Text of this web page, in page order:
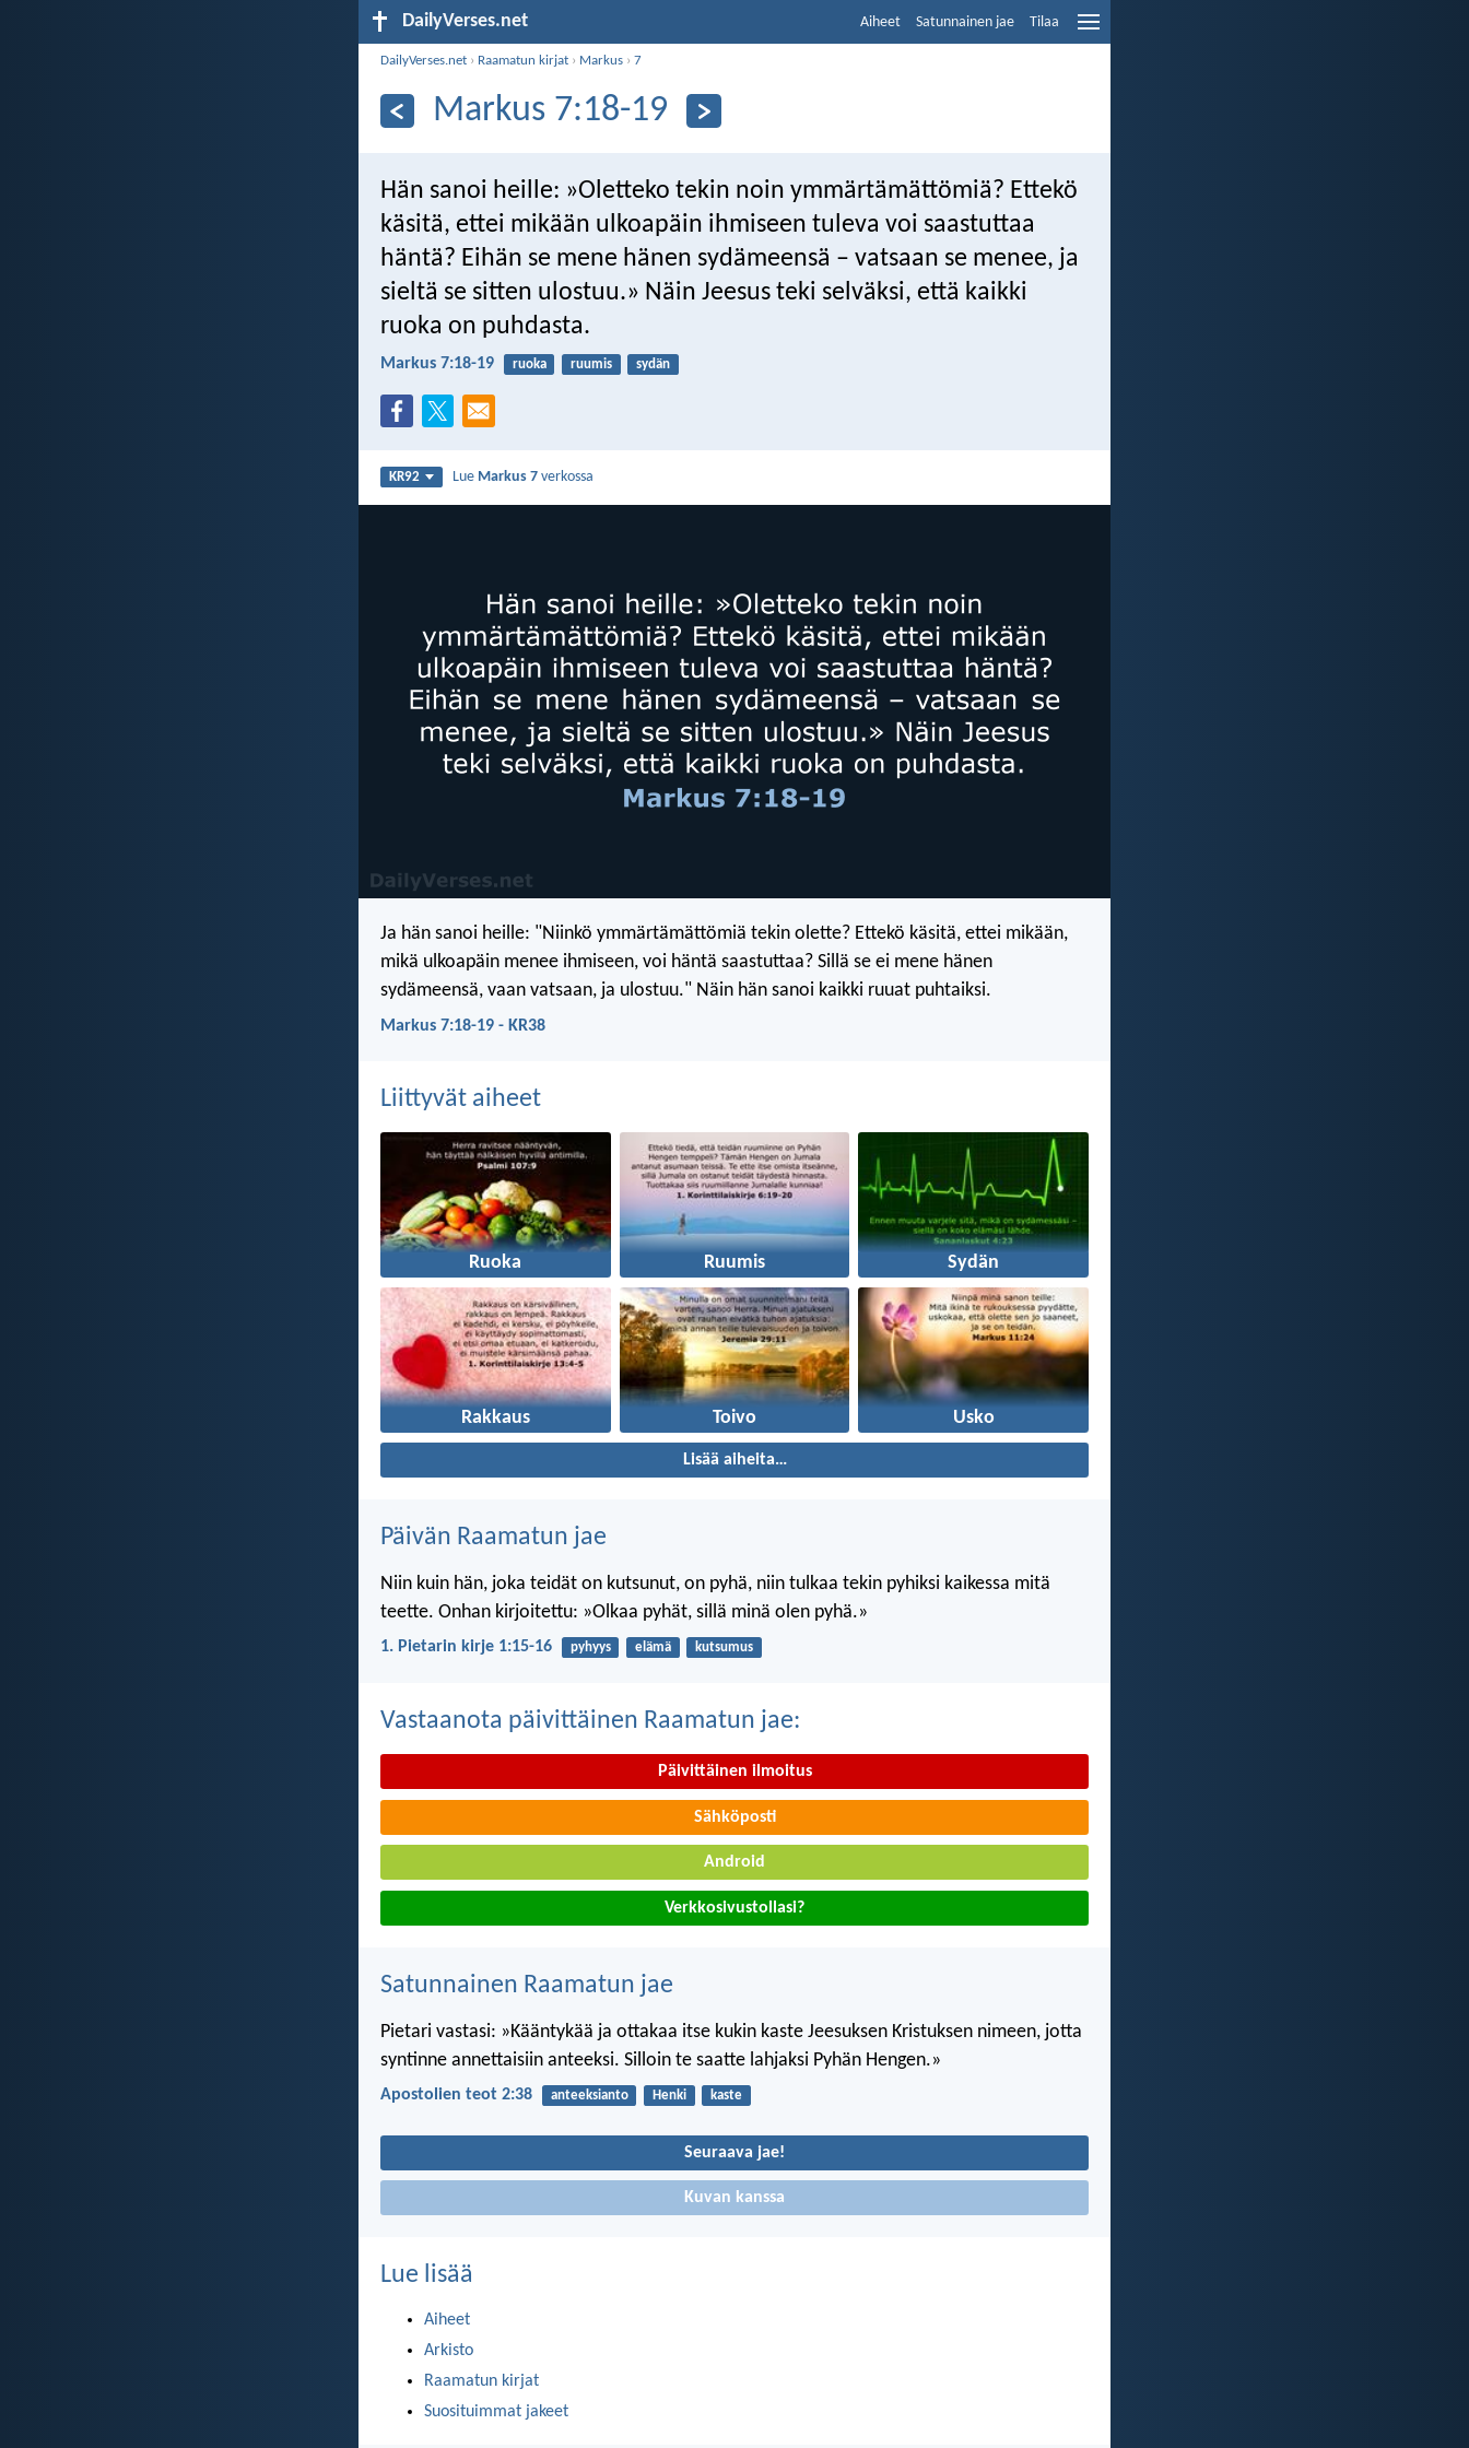
DailyVerses.net Aiheet Satunnainen jae Tilaa
DailyVerses.net › Raamatun kirjat › Markus ›7
Markus 7:18-19
Hän sanoi heille: »Oletteko tekin noin ymmärtämättömiä? Ettekö
käsitä, ettei mikään ulkoapäin ihmiseen tuleva voi saastuttaa
häntä? Eihän se mene hänen sydämeensä – vatsaan se menee, ja
sieltä se sitten ulostuu.» Näin Jeesus teki selväksi, että kaikki
ruoka on puhdasta.
Markus 7:18-19 ruoka ruumis sydän
KR92 Lue Markus 7 verkossa
Ja hän sanoi heille: "Niinkö ymmärtämättömiä tekin olette? Ettekö käsitä, ettei mikään,
mikä ulkoapäin menee ihmiseen, voi häntä saastuttaa? Sillä se ei mene hänen
sydämeensä, vaan vatsaan, ja ulostuu." Näin hän sanoi kaikki ruuat puhtaiksi.
Markus 7:18-19 - KR38
Liittyvät aiheet
Ruoka Ruumis Sydän
Rakkaus Toivo Usko
Lisää aiheita…
Päivän Raamatun jae
Niin kuin hän, joka teidät on kutsunut, on pyhä, niin tulkaa tekin pyhiksi kaikessa mitä
teette. Onhan kirjoitettu: »Olkaa pyhät, sillä minä olen pyhä.»
1. Pietarin kirje 1:15-16 pyhyys elämä kutsumus
Vastaanota päivittäinen Raamatun jae:
Päivittäinen ilmoitus
Sähköposti
Android
Verkkosivustollasi?
Satunnainen Raamatun jae
Pietari vastasi: »Kääntykää ja ottakaa itse kukin kaste Jeesuksen Kristuksen nimeen, jotta
syntinne annettaisiin anteeksi. Silloin te saatte lahjaksi Pyhän Hengen.»
Apostolien teot 2:38 anteeksianto Henki kaste
Seuraava jae!
Kuvan kanssa
Lue lisää
Aiheet
Arkisto
Raamatun kirjat
Suosituimmat jakeet